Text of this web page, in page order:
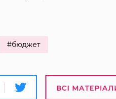
#бюджет
ВСІ